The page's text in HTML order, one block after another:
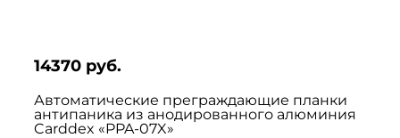
14370 руб.
Автоматические преграждающие планки
антипаника из анодированного алюминия
Carddex «PPA-07X»